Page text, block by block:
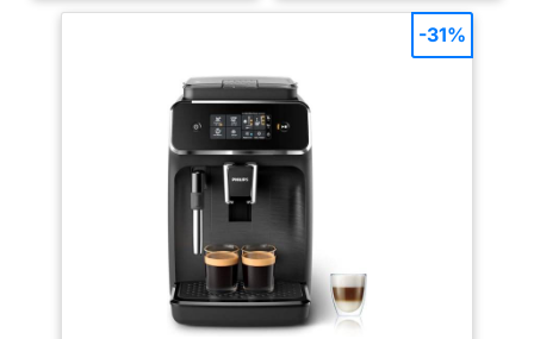
: Les capsules Nespresso sont
recyclables Toutes les capsules
en aluminium collectées par
Nespresso sont recyclées
Capsule faite avec au moins
80% d'aluminium recyclé
vous pouvez préparer votre
café favori court ou long d'une
simple pression et passer d'un
café riche et aromatique au café
FRAÎCHEMENT MOULU ET
PERSONNALISÉ: chaque tasse
est préparée à partir de grains
fraîchement moulus grâce au
moulin à 13 réglages ; ajustez
mousseur à lait 2-en-1 permet
de choisir entre lait chaud ou
mousse dense pour vos
cappuccinos; le bec verseur
-31%